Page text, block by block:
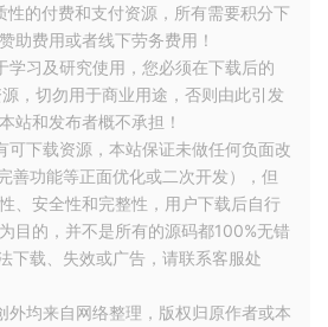
加上inline声明，如下：
{
inline关键字
{
性的付费和支付资源，所有需要积分下
助费用或者线下劳务费用！
学习及研究使用，您必须在下载后的
，切勿用于商业用途，否则由此引发
站和发布者概不承担！
可下载资源，本站保证未做任何负面改
善功能等正面优化或二次开发），但
、安全性和完整性，用户下载后自行
目的，并不是所有的源码都100%无错
下载、失效或广告，请联系客服处
外均来自网络整理，版权归原作者或本